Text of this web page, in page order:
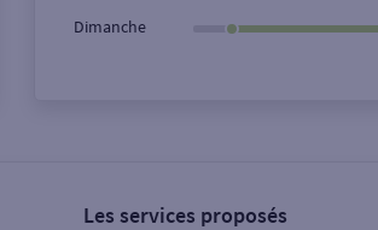
Dimanche
Les services proposés